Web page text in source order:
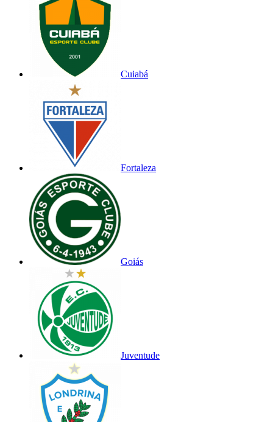
Cuiabá
Fortaleza
Goiás
Juventude